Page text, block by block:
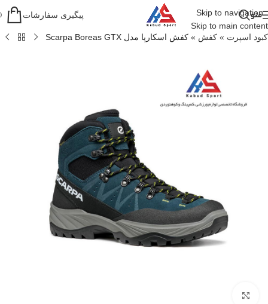
Skip to navigation
Skip to main content
منو پیگیری سفارشات
کبود اسپرت » کفش » کفش اسکارپا مدل Scarpa Boreas GTX